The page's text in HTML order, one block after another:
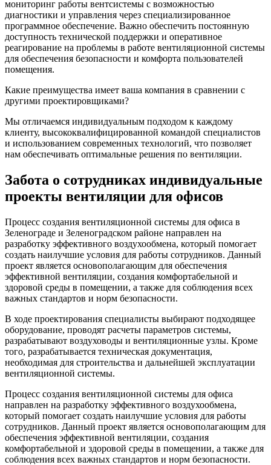
мониторинг работы вентсистемы с возможностью
диагностики и управления через специализированное
программное обеспечение. Важно обеспечить постоянную
доступность технической поддержки и оперативное
реагирование на проблемы в работе вентиляционной системы
для обеспечения безопасности и комфорта пользователей
помещения.
Какие преимущества имеет ваша компания в сравнении с
другими проектировщиками?
Мы отличаемся индивидуальным подходом к каждому
клиенту, высококвалифицированной командой специалистов
и использованием современных технологий, что позволяет
нам обеспечивать оптимальные решения по вентиляции.
Забота о сотрудниках индивидуальные
проекты вентиляции для офисов
Процесс создания вентиляционной системы для офиса в
Зеленограде и Зеленоградском районе направлен на
разработку эффективного воздухообмена, который помогает
создать наилучшие условия для работы сотрудников. Данный
проект является основополагающим для обеспечения
эффективной вентиляции, создания комфортабельной и
здоровой среды в помещении, а также для соблюдения всех
важных стандартов и норм безопасности.
В ходе проектирования специалисты выбирают подходящее
оборудование, проводят расчеты параметров системы,
разрабатывают воздуховоды и вентиляционные узлы. Кроме
того, разрабатывается техническая документация,
необходимая для строительства и дальнейшей эксплуатации
вентиляционной системы.
Процесс создания вентиляционной системы для офиса
направлен на разработку эффективного воздухообмена,
который помогает создать наилучшие условия для работы
сотрудников. Данный проект является основополагающим для
обеспечения эффективной вентиляции, создания
комфортабельной и здоровой среды в помещении, а также для
соблюдения всех важных стандартов и норм безопасности.